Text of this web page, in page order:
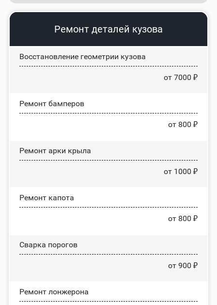
Ремонт деталей кузова
Восстановление геометрии кузова
от 7000 ₽
Ремонт бамперов
от 800 ₽
Ремонт арки крыла
от 1000 ₽
Ремонт капота
от 800 ₽
Сварка порогов
от 900 ₽
Ремонт лонжерона